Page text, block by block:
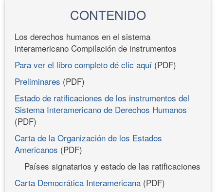
CONTENIDO
Los derechos humanos en el sistema
interamericano Compilación de instrumentos
Para ver el libro completo dé clic aquí (PDF)
Preliminares (PDF)
Estado de ratificaciones de los instrumentos del
Sistema Interamericano de Derechos Humanos
(PDF)
Carta de la Organización de los Estados
Americanos (PDF)
Países signatarios y estado de las ratificaciones
Carta Democrática Interamericana (PDF)